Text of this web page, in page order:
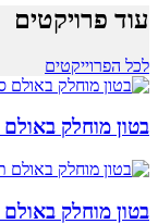
עוד פרויקטים
לכל הפרוייקטים
בטון מוחלק
בטון מוחלק